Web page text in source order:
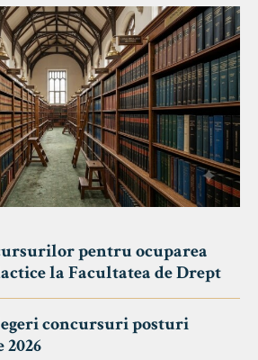
pentru ocuparea
la Facultatea de Drept
concursuri posturi